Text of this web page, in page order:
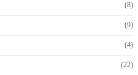
(8)
(9)
(4)
(22)